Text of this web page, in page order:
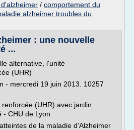
/ comportement du
alzheimer troubles du
: une nouvelle
...
alternative, l'unité
(UHR)
- mercredi 19 juin 2013. 10257
(UHR) avec jardin
- CHU de Lyon
de la maladie d'Alzheimer